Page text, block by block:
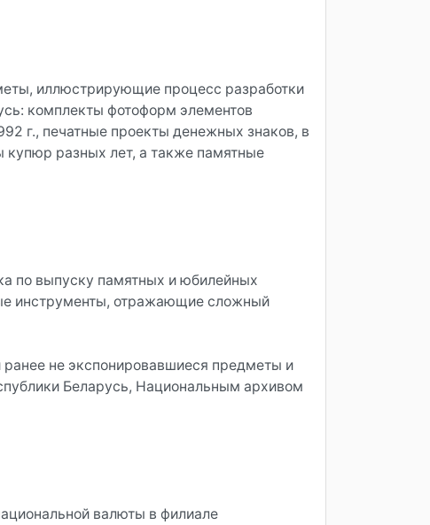
иллюстрирующие процесс разработки
комплекты фотоформ элементов
г., печатные проекты денежных знаков, в
разных лет, а также памятные
по выпуску памятных и юбилейных
инструменты, отражающие сложный
не экспонировавшиеся предметы и
Беларусь, Национальным архивом
валюты в филиале